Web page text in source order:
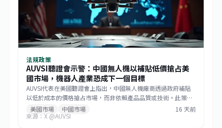
法規政策
AUVSI聽證會示警：中國無人機以補貼低價搶占美
國市場，機器人產業恐成下一個目標
AUVSI代表在美國聽證會上指出，中國無人機廠商透過政府補貼
以低於成本的價格搶占市場，而非依賴產品品質或技術。此策略
已成功主導美國消費級與商用無人機市場，如今相同模式正擴散
至機器人領域。此舉促使美國國會推動《GUARD Act》，並喚起
美國市場 中國市場
16 天前
來源：X @AUVSI